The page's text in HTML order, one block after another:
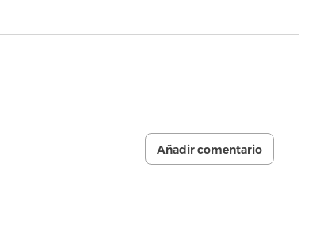
Añadir comentario